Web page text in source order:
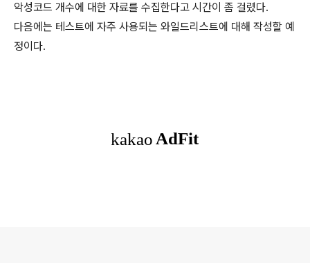
악성코드 개수에 대한 자료를 수집한다고 시간이 좀 걸렸다.
다음에는 테스트에 자주 사용되는 와일드리스트에 대해 작성할 예
정이다.